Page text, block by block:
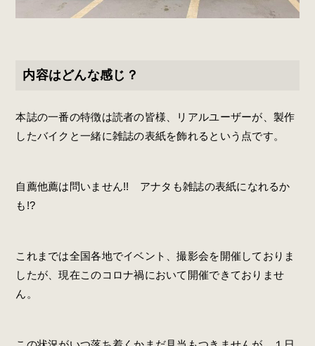
内容はどんな感じ？
本誌の一番の特徴は読者の皆様、リアルユーザーが、製作
したバイクと一緒に雑誌の表紙を飾れるという点です。
自薦他薦は問いません!! アナタも雑誌の表紙になれるか
も!?
これまでは全国各地でイベント、撮影会を開催しておりま
したが、現在このコロナ禍において開催できておりませ
ん。